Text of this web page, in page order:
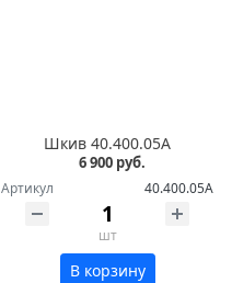
Шкив 40.400.05А
6 900 руб.
Артикул 40.400.05А
шт
В корзину